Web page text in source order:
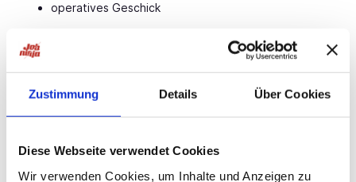
Zustimmung Details Über Cookies
Diese Webseite verwendet Cookies
Wir verwenden Cookies, um Inhalte und Anzeigen zu
operatives Geschick
Verantwortungsbewusstsein und persönliches
Ihre Vorteile:
Als Oberarzt HNO (m/w/d) erhalten Sie: